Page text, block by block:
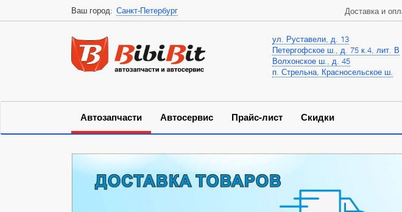
Ваш город: Санкт-Петербург
ул. Руставели, д. 13
Петергофское ш., д. 75 к.4, лит. В
Волхонское ш., д. 45
п. Стрельна, Красносельское ш.
Автозапчасти Автосервис Прайс-лист Скидки
Доставка и